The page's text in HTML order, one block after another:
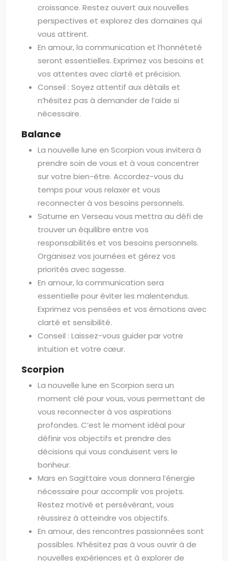
croissance. Restez ouvert aux nouvelles
perspectives et explorez des domaines qui
vous attirent.
En amour, la communication et l’honnêteté
seront essentielles. Exprimez vos besoins et
vos attentes avec clarté et précision.
Conseil : Soyez attentif aux détails et
n’hésitez pas à demander de l’aide si
nécessaire.
Balance
La nouvelle lune en Scorpion vous invitera à
prendre soin de vous et à vous concentrer
sur votre bien-être. Accordez-vous du
temps pour vous relaxer et vous
reconnecter à vos besoins personnels.
Saturne en Verseau vous mettra au défi de
trouver un équilibre entre vos
responsabilités et vos besoins personnels.
Organisez vos journées et gérez vos
priorités avec sagesse.
En amour, la communication sera
essentielle pour éviter les malentendus.
Exprimez vos pensées et vos émotions avec
clarté et sensibilité.
Conseil : Laissez-vous guider par votre
intuition et votre cœur.
Scorpion
La nouvelle lune en Scorpion sera un
moment clé pour vous, vous permettant de
vous reconnecter à vos aspirations
profondes. C’est le moment idéal pour
définir vos objectifs et prendre des
décisions qui vous conduisent vers le
bonheur.
Mars en Sagittaire vous donnera l’énergie
nécessaire pour accomplir vos projets.
Restez motivé et persévérant, vous
réussirez à atteindre vos objectifs.
En amour, des rencontres passionnées sont
possibles. N’hésitez pas à vous ouvrir à de
nouvelles expériences et à explorer de